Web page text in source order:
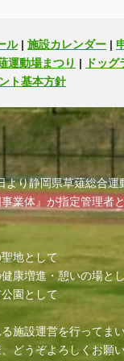
ル| 施設カレンダー |
運動場まつり | ドッグ
ト基本方針
より静岡県草薙総合
業体』が指定管理者
地として
康増進・憩いの場と
園として
施設運営を行ってま
どうぞよろしくお願